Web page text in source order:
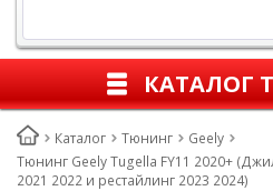
КАТАЛОГ
Каталог Тюнинг
Geely
Тюнинг Geely Tugella FY11 2020+
2021 2022 и рестайлинг 2023 2024)